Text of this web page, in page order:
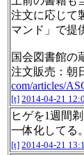
注文に応じて
マンド」で提
国会図書館
注文販売：朝
com/articles/
[t] 2014-04-21
ヒゲを1週間
一体化してる。
[t] 2014-04-21